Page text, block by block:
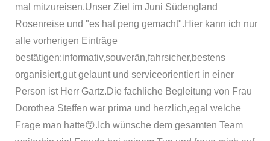
mal mitzureisen.Unser Ziel im Juni Südengland
Rosenreise und "es hat peng gemacht".Hier kann ich nur
alle vorherigen Einträge
bestätigen:informativ,souverän,fahrsicher,bestens
organisiert,gut gelaunt und serviceorientiert in einer
Person ist Herr Gartz.Die fachliche Begleitung von Frau
Dorothea Steffen war prima und herzlich,egal welche
Frage man hatte😙.Ich wünsche dem gesamten Team